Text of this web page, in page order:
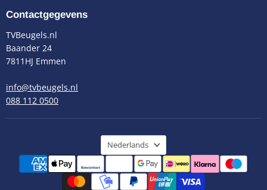
Contactgegevens
TVBeugels.nl
Baander 24
7811HJ Emmen
info@tvbeugels.nl
088 112 0500
Taal
Nederlands